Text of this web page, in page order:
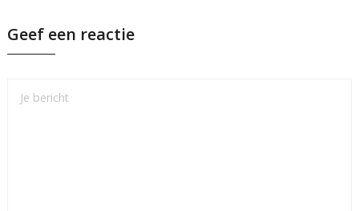
Geef een reactie